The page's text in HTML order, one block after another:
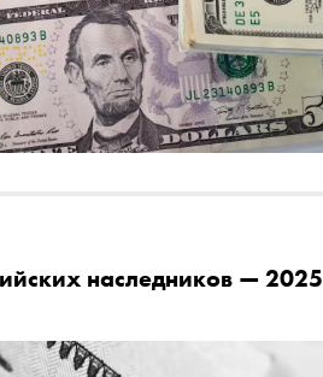
наследников — 2025